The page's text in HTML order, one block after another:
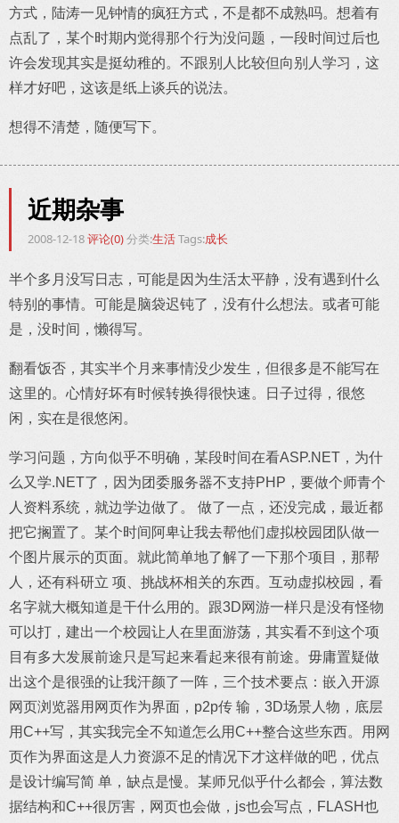
方式，陆涛一见钟情的疯狂方式，不是都不成熟吗。想着有
点乱了，某个时期内觉得那个行为没问题，一段时间过后也
许会发现其实是挺幼稚的。不跟别人比较但向别人学习，这
样才好吧，这该是纸上谈兵的说法。
想得不清楚，随便写下。
近期杂事
2008-12-18评论(0)分类:生活Tags:成长
半个多月没写日志，可能是因为生活太平静，没有遇到什么
特别的事情。可能是脑袋迟钝了，没有什么想法。或者可能
是，没时间，懒得写。
翻看饭否，其实半个月来事情没少发生，但很多是不能写在
这里的。心情好坏有时候转换得很快速。日子过得，很悠
闲，实在是很悠闲。
学习问题，方向似乎不明确，某段时间在看ASP.NET，为什
么又学.NET了，因为团委服务器不支持PHP，要做个师青个
人资料系统，就边学边做了。 做了一点，还没完成，最近都
把它搁置了。某个时间阿卑让我去帮他们虚拟校园团队做一
个图片展示的页面。就此简单地了解了一下那个项目，那帮
人，还有科研立 项、挑战杯相关的东西。互动虚拟校园，看
名字就大概知道是干什么用的。跟3D网游一样只是没有怪物
可以打，建出一个校园让人在里面游荡，其实看不到这个项
目有多大发展前途只是写起来看起来很有前途。毋庸置疑做
出这个是很强的让我汗颜了一阵，三个技术要点：嵌入开源
网页浏览器用网页作为界面，p2p传 输，3D场景人物，底层
用C++写，其实我完全不知道怎么用C++整合这些东西。用网
页作为界面这是人力资源不足的情况下才这样做的吧，优点
是设计编写简 单，缺点是慢。某师兄似乎什么都会，算法数
据结构和C++很厉害，网页也会做，js也会写点，FLASH也